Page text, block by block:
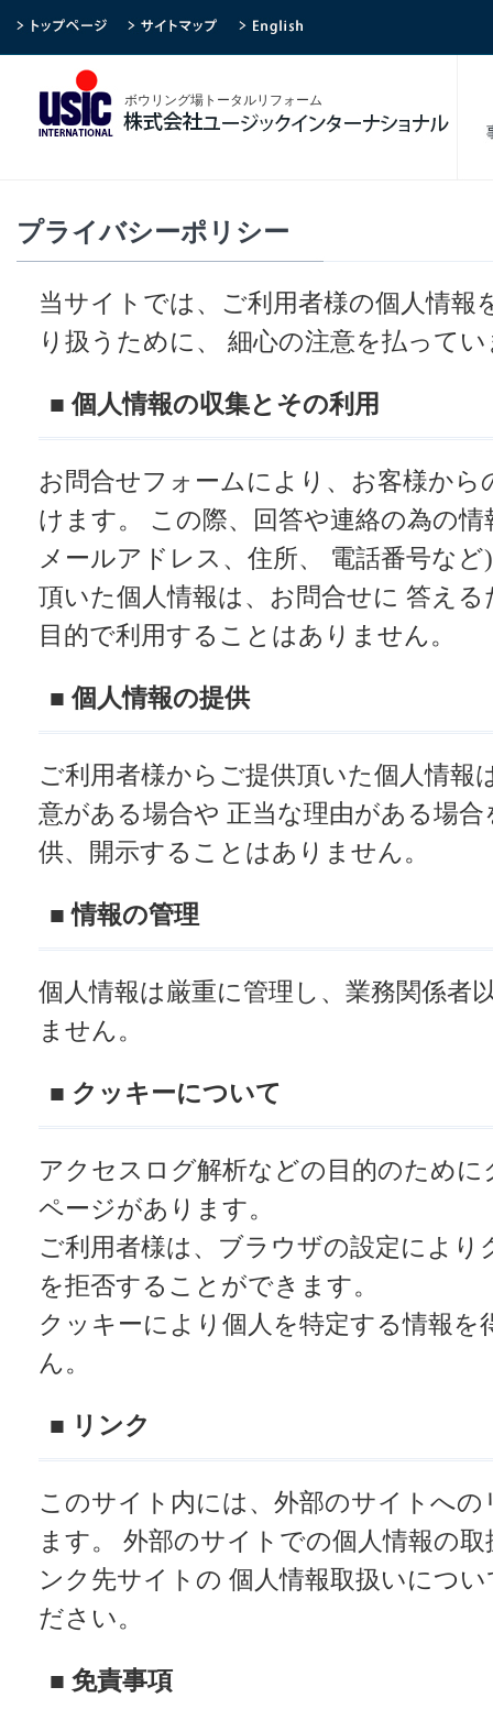
ボウリング場トータルリフォーム
プライバシーポリシー
当サイトでは、ご利用者様の個人情報
り扱うために、 細心の注意を払って
■ 個人情報の収集とその利用
お問合せフォームにより、お客様から
けます。 この際、回答や連絡の為の
メールアドレス、住所、 電話番号な
頂いた個人情報は、お問合せに 答え
目的で利用することはありません。
■ 個人情報の提供
ご利用者様からご提供頂いた個人情報
意がある場合や 正当な理由がある場
供、開示することはありません。
■ 情報の管理
個人情報は厳重に管理し、業務関係者
ません。
■ クッキーについて
アクセスログ解析などの目的のため
ページがあります。
ご利用者様は、ブラウザの設定により
を拒否することができます。
クッキーにより個人を特定する情報を
ん。
■ リンク
このサイト内には、外部のサイトへ
ます。 外部のサイトでの個人情報の
ンク先サイトの 個人情報取扱いにつ
ださい。
■ 免責事項